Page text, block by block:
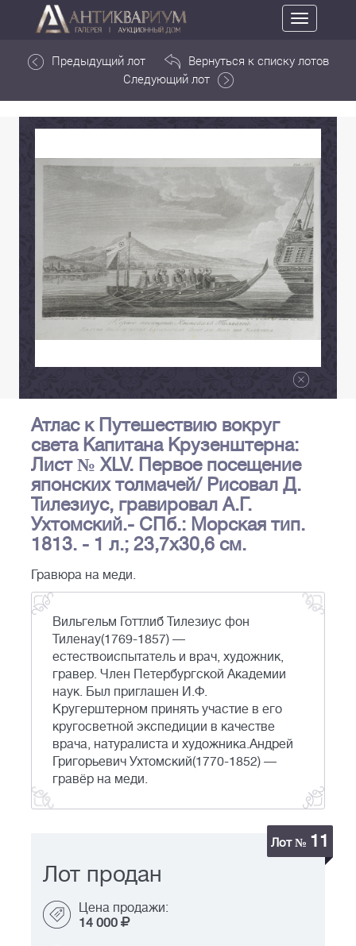
Toggle
navigation
Предыдущий лот
Вернуться к списку лотов
Следующий лот
Атлас к Путешествию вокруг
света Капитана Крузенштерна:
Лист № XLV. Первое посещение
японских толмачей/ Рисовал Д.
Тилезиус, гравировал А.Г.
Ухтомский.- СПб.: Морская тип.
1813. - 1 л.; 23,7х30,6 см.
Гравюра на меди.
Вильгельм Готтлиб Тилезиус фон
Тиленау(1769-1857) —
естествоиспытатель и врач, художник,
гравер. Член Петербургской Академии
наук. Был приглашен И.Ф.
Кругерштерном принять участие в его
кругосветной экспедиции в качестве
врача, натуралиста и художника.Андрей
Григорьевич Ухтомский(1770-1852) —
гравёр на меди.
Лот № 11
Лот продан
Цена продажи:
14 000